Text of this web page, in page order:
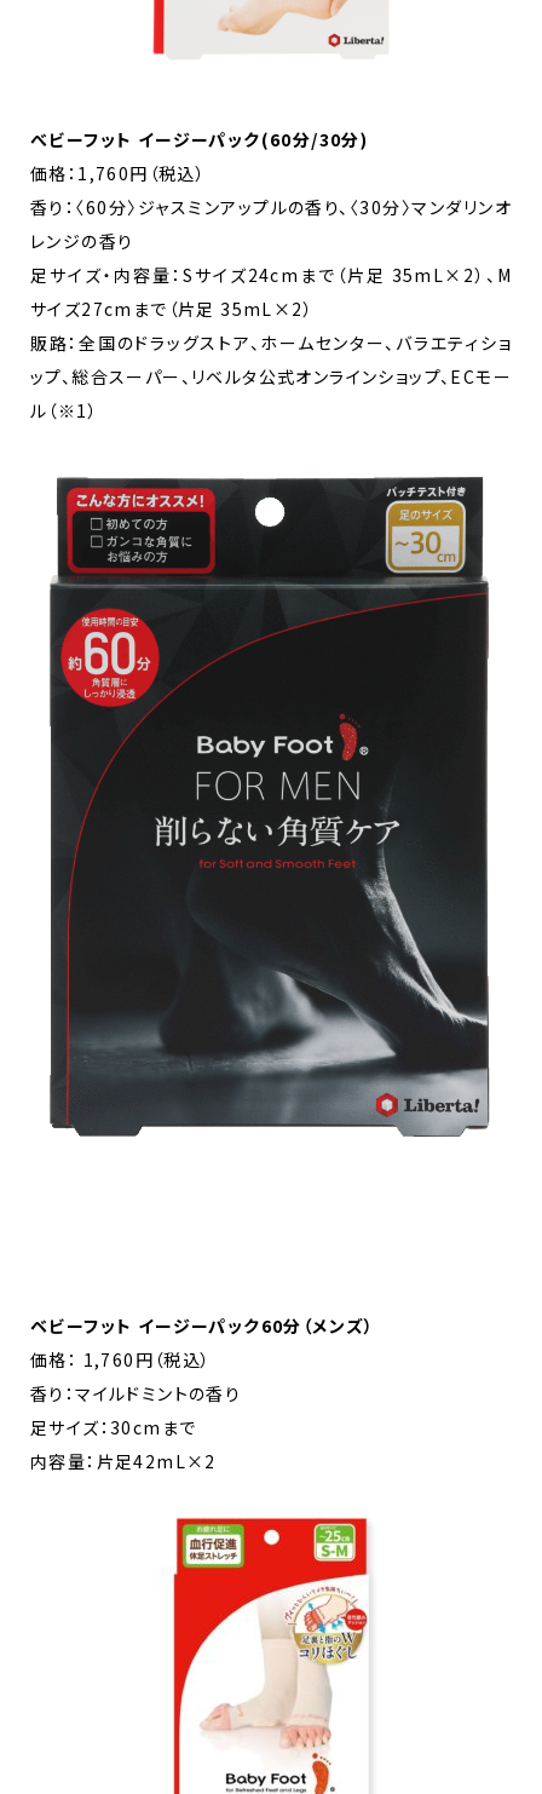
べビーフット イージーパック(60分/30分)
価格：1,760円（税込）
香り：〈60分〉ジャスミンアップルの香り、〈30分〉マンダリンオ
レンジの香り
足サイズ・内容量：Sサイズ24cmまで（片足 35mL×2）、M
サイズ27cmまで（片足 35mL×2）
販路：全国のドラッグストア、ホームセンター、バラエティショ
ップ、総合スーパー、リベルタ公式オンラインショップ、ECモー
ル（※1）
ベビーフット イージーパック60分（メンズ）
価格： 1,760円（税込）
香り：マイルドミントの香り
足サイズ：30cmまで
内容量：片足42mL×2